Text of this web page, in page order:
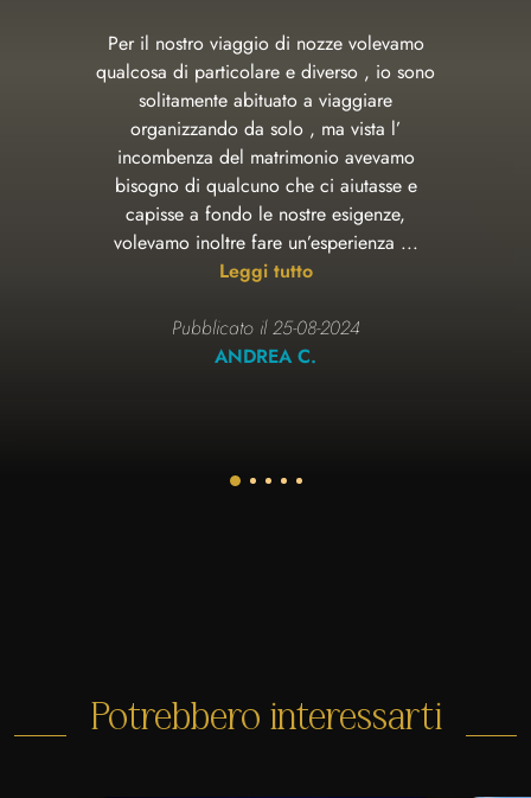
Per il nostro viaggio di nozze volevamo
qualcosa di particolare e diverso , io sono
solitamente abituato a viaggiare
organizzando da solo , ma vista l’
incombenza del matrimonio avevamo
bisogno di qualcuno che ci aiutasse e
capisse a fondo le nostre esigenze,
volevamo inoltre fare un’esperienza ...
Leggi tutto
Pubblicato il 25-08-2024
ANDREA C.
Potrebbero interessarti